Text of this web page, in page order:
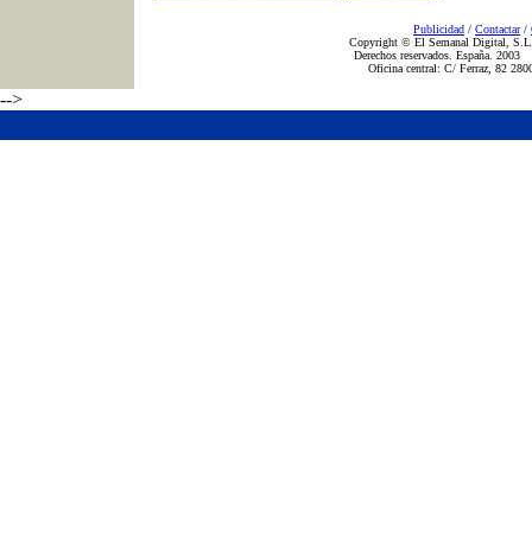
Publicidad / Contactar/
Copyright © El Semanal Digital,
Derechos reservados. España.
Oficina central: C/ Ferraz, 82
-->